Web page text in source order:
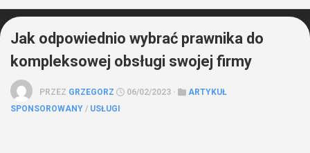
Jak odpowiednio wybrać prawnika do
kompleksowej obsługi swojej firmy
PRZEZ GRZEGORZ 06/02/2023 ·
ARTYKUŁ
SPONSOROWANY / USŁUGI